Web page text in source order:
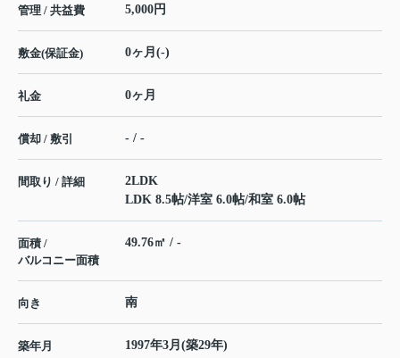
管理 / 共益費 5,000円
敷金(保証金) 0ヶ月(-)
礼金 0ヶ月
償却 / 敷引 - / -
間取り / 詳細
2LDK
LDK 8.5帖/洋室 6.0帖/和室 6.0帖
面積 /
バルコニー面積
49.76㎡ / -
向き 南
築年月 1997年3月(築29年)